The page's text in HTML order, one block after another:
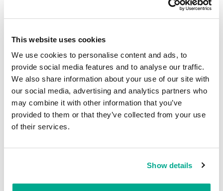
This website uses cookies
We use cookies to personalise content and ads, to
provide social media features and to analyse our traffic.
We also share information about your use of our site with
our social media, advertising and analytics partners who
may combine it with other information that you’ve
provided to them or that they’ve collected from your use
of their services.
Show details
Quando as comportas se abrem (para regular o